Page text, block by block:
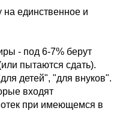
на единственное и
- под 6-7% берут
пытаются сдать).
детей", "для внуков".
входят
при имеющемся в